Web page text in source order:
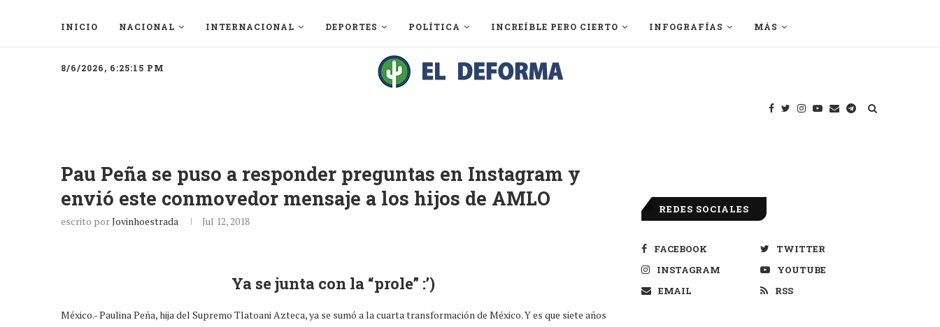
INICIO NACIONAL INTERNACIONAL DEPORTES POLÍTICA INCREÍBLE PERO CIERTO INFOGRAFÍAS MÁS
8/6/2026, 6:25:15 PM
Pau Peña se puso a responder preguntas en Instagram y
envió este conmovedor mensaje a los hijos de AMLO
escrito porJovinhoestrada Jul 12, 2018
Ya se junta con la “prole” :’)
México.- Paulina Peña, hija del Supremo Tlatoani Azteca, ya se sumó a la cuarta transformación de México. Y es que siete años
REDES SOCIALES
FACEBOOK
TWITTER
INSTAGRAM
YOUTUBE
EMAIL
RSS